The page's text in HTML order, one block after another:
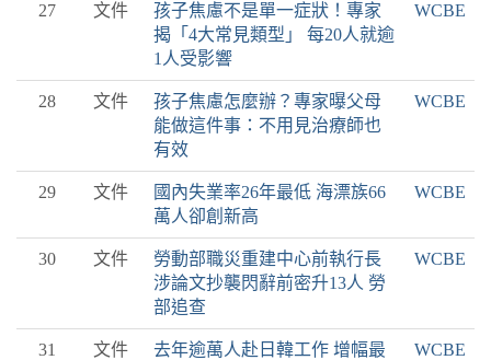
27 文件
孩子焦慮不是單一症狀！專家
揭「4大常見類型」 每20人就逾
1人受影響
WCBE
28 文件
孩子焦慮怎麼辦？專家曝父母
能做這件事：不用見治療師也
有效
WCBE
29 文件
國內失業率26年最低 海漂族66
萬人卻創新高
WCBE
30 文件
勞動部職災重建中心前執行長
涉論文抄襲閃辭前密升13人 勞
部追查
WCBE
31 文件
去年逾萬人赴日韓工作 增幅最
WCBE